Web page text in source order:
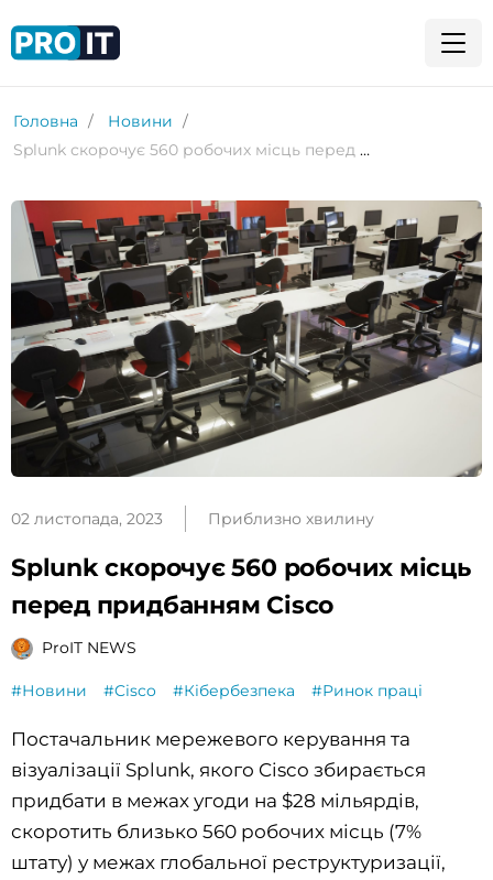
Головна
Новини
Splunk скорочує 560 робочих місць перед придбанням Cisco
02 листопада, 2023 Приблизно хвилину
Splunk скорочує 560 робочих місць
перед придбанням Cisco
ProIT NEWS
#Новини #Cisco #Кібербезпека #Ринок праці
Постачальник мережевого керування та
візуалізації Splunk, якого Cisco збирається
придбати в межах угоди на $28 мільярдів,
скоротить близько 560 робочих місць (7%
штату) у межах глобальної реструктуризації,